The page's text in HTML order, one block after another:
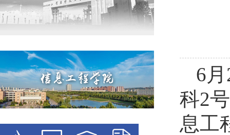
6
科2
息工